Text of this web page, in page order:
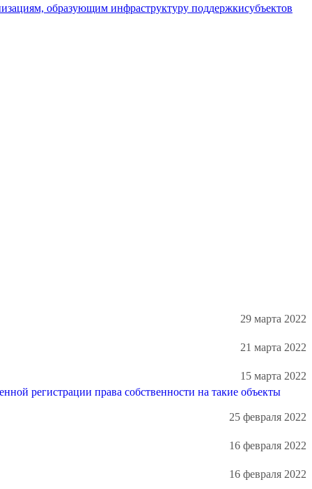
образующим инфраструктуру поддержкисубъектов
29 марта 2022
21 марта 2022
15 марта 2022
регистрации права собственности на такие объекты
25 февраля 2022
16 февраля 2022
16 февраля 2022